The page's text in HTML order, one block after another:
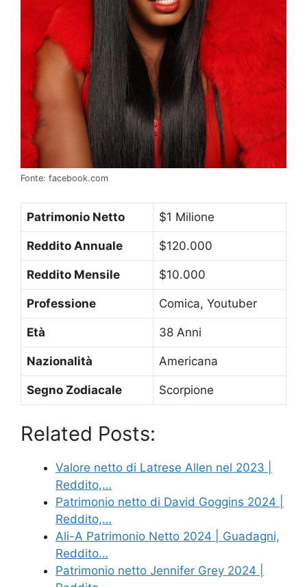
Fonte: facebook.com
Patrimonio Netto $1 Milione
Reddito Annuale $120.000
Reddito Mensile $10.000
Professione Comica, Youtuber
Età 38 Anni
Nazionalità Americana
Segno Zodiacale Scorpione
Related Posts:
Valore netto di Latrese Allen nel 2023 |
Reddito,…
Patrimonio netto di David Goggins 2024 |
Reddito,…
Ali-A Patrimonio Netto 2024 | Guadagni,
Reddito…
Patrimonio netto Jennifer Grey 2024 |